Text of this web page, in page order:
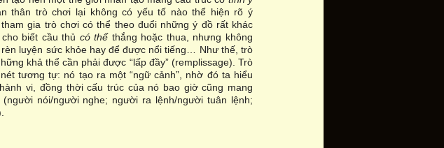
thân trò chơi lại không có yếu tố nào thể hiện rõ ý
gia trò chơi có thể theo đuổi những ý đồ rất khác
biết cầu thủ có thểthắng hoặc thua, nhưng không
luyện sức khỏe hay để được nổi tiếng… Như thế, trò
khả thể cần phải được “lấp đầy” (remplissage). Trò
tương tự: nó tạo ra một “ngữ cảnh”, nhờ đó ta hiểu
vi, đồng thời cấu trúc của nó bao giờ cũng mang
nói/người nghe; người ra lệnh/người tuân lệnh;